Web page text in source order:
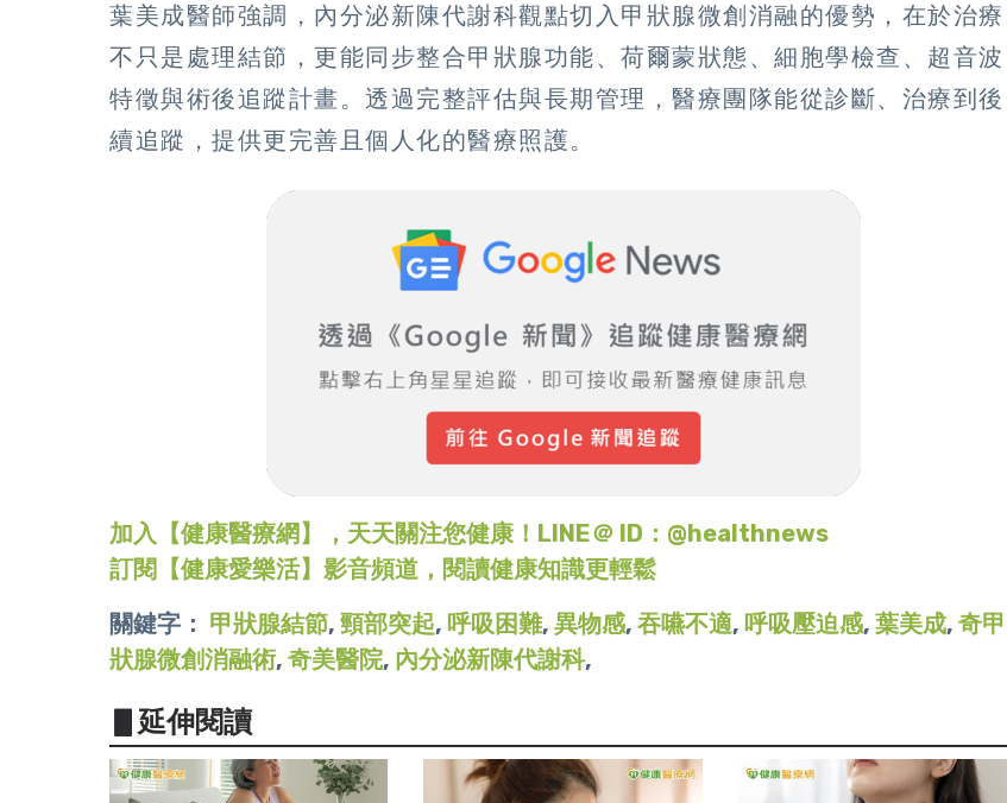
葉美成醫師強調，內分泌新陳代謝科觀點切入甲狀腺微創消融的優勢，在於治療
不只是處理結節，更能同步整合甲狀腺功能、荷爾蒙狀態、細胞學檢查、超音波
特徵與術後追蹤計畫。透過完整評估與長期管理，醫療團隊能從診斷、治療到後
續追蹤，提供更完善且個人化的醫療照護。
加入【健康醫療網】，天天關注您健康！LINE＠ ID：@healthnews
訂閱【健康愛樂活】影音頻道，閱讀健康知識更輕鬆
關鍵字： 甲狀腺結節, 頸部突起, 呼吸困難, 異物感, 吞嚥不適, 呼吸壓迫感, 葉美成, 奇甲
狀腺微創消融術, 奇美醫院, 內分泌新陳代謝科,
▋延伸閱讀